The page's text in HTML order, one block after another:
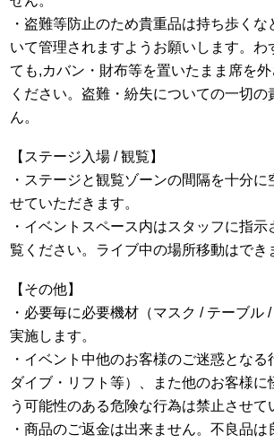
・盗難等防止のため貴重品は持ち歩くな
いて管理されますようお願いします。わ
ても,カバン・財布等を置いたまま席を
ください。盗難・紛失についての一切の
ん。
【ステージ入場 / 観覧】
・ステージと観覧ゾーンの間隔を十分に
せていただきます。
・イベントスペース内はスタッフに指
覧ください。ライブ中の場所移動はでき
【その他】
・必要毎に必要機材（マスク / テーブル
実施します。
・イベント中他のお客様のご迷惑となる
ダイブ・リフト等）、また他のお客様に
う可能性のある危険な行為は禁止させて
・商品のご返金は出来ません。不良品